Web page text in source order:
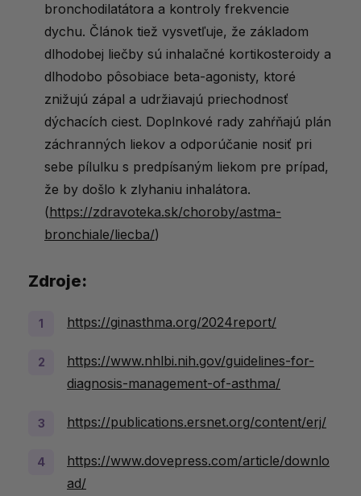
bronchodilatátora a kontroly frekvencie
dychu. Článok tiež vysvetľuje, že základom
dlhodobej liečby sú inhalačné kortikosteroidy a
dlhodobo pôsobiace beta-agonisty, ktoré
znižujú zápal a udržiavajú priechodnosť
dýchacích ciest. Doplnkové rady zahŕňajú plán
záchranných liekov a odporúčanie nosiť pri
sebe pílulku s predpísaným liekom pre prípad,
že by došlo k zlyhaniu inhalátora.
(https://zdravoteka.sk/choroby/astma-
bronchiale/liecba/)
Zdroje:
https://ginasthma.org/2024report/
https://www.nhlbi.nih.gov/guidelines-for-
diagnosis-management-of-asthma/
https://publications.ersnet.org/content/erj/
https://www.dovepress.com/article/downlo
ad/